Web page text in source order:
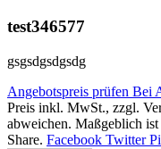
test346577
gsgsdgsdgsdg
Angebotspreis prüfen Bei
Preis inkl. MwSt., zzgl.
abweichen. Maßgeblich
Share. Facebook Twitter